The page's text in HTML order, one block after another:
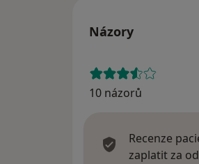
Názory
10 názorů
Recenze
zaplatit za